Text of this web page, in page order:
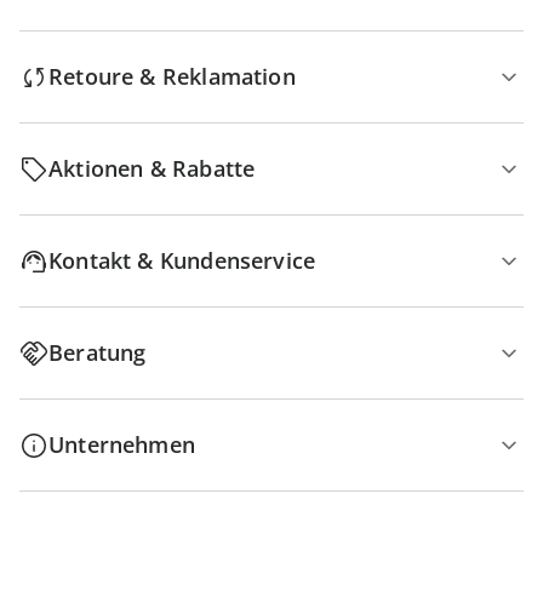
Retoure & Reklamation
Aktionen & Rabatte
Kontakt & Kundenservice
Beratung
Unternehmen